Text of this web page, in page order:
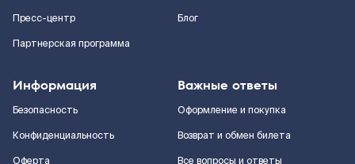
Пресс-центр
Партнерская программа
Блог
Информация
Безопасность
Конфиденциальность
Оферта
Важные ответы
Оформление и покупка
Возврат и обмен билета
Все вопросы и ответы